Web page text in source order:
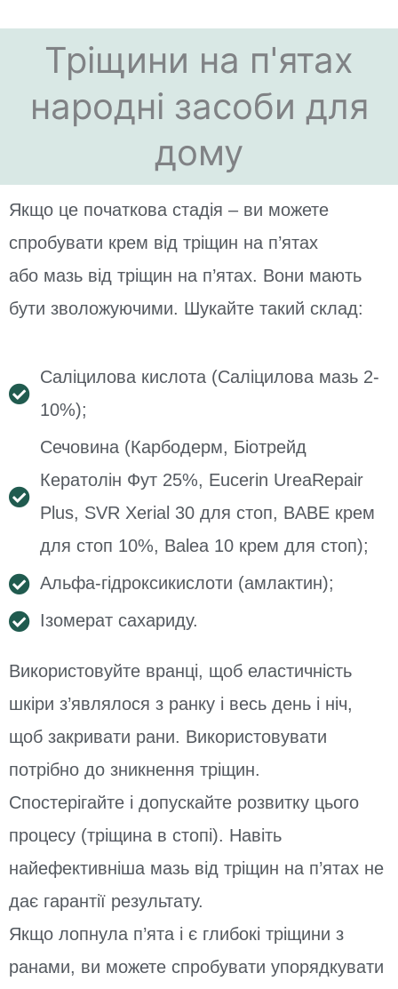
Тріщини на п'ятах
народні засоби для
дому
Якщо це початкова стадія – ви можете
спробувати крем від тріщин на п’ятах
або мазь від тріщин на п’ятах. Вони мають
бути зволожуючими. Шукайте такий склад:
Саліцилова кислота (Саліцилова мазь 2-
10%);
Сечовина (Карбодерм, Біотрейд
Кератолін Фут 25%, Eucerin UreaRepair
Plus, SVR Xerial 30 для стоп, BABE крем
для стоп 10%, Balea 10 крем для стоп);
Альфа-гідроксикислоти (амлактин);
Ізомерат сахариду.
Використовуйте вранці, щоб еластичність
шкіри з’являлося з ранку і весь день і ніч,
щоб закривати рани. Використовувати
потрібно до зникнення тріщин.
Спостерігайте і допускайте розвитку цього
процесу (тріщина в стопі). Навіть
найефективніша мазь від тріщин на п’ятах не
дає гарантії результату.
Якщо лопнула п’ята і є глибокі тріщини з
ранами, ви можете спробувати упорядкувати